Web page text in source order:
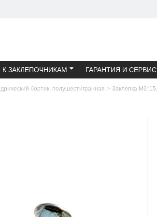
К ЗАКЛЕПОЧНИКАМ ГАРАНТИЯ И СЕРВИС
бортик, полушестигранная > Заклепка